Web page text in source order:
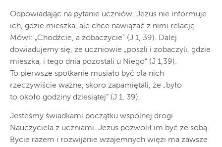
Odpowiadając na pytanie uczniów, Jezus nie informuje
ich, gdzie mieszka, ale chce nawiązać z nimi relację.
Mówi: „Chodźcie, a zobaczycie” (J 1, 39). Dalej
dowiadujemy się, że uczniowie „poszli i zobaczyli, gdzie
mieszka, i tego dnia pozostali u Niego” (J 1,39).
To pierwsze spotkanie musiało być dla nich
rzeczywiście ważne, skoro zapamiętali, że „było
to około godziny dziesiątej” (J 1, 39).
Jesteśmy świadkami początku wspólnej drogi
Nauczyciela z uczniami. Jezus pozwolił im być ze sobą.
Bycie razem i rozwijanie wzajemnych więzi ma zawsze